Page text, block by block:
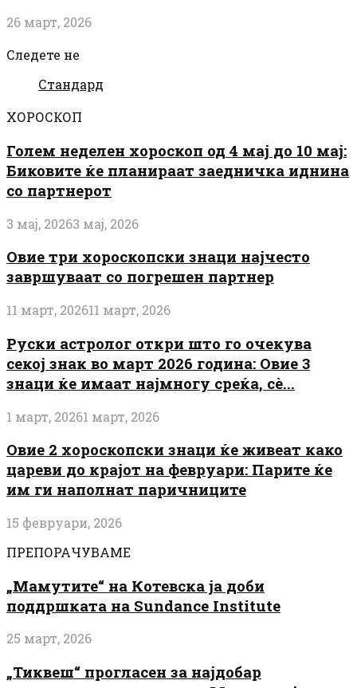
26 март, 2026
Следете не
Стандард
ХОРОСКОП
Голем неделен хороскоп од 4 мај до 10 мај:
Биковите ќе планираат заедничка иднина
со партнерот
3 мај, 20263 мај, 2026
Овие три хороскопски знаци најчесто
завршуваат со погрешен партнер
11 март, 202611 март, 2026
Руски астролог откри што го очекува
секој знак во март 2026 година: Овие 3
знаци ќе имаат најмногу среќа, сè...
1 март, 20261 март, 2026
Овие 2 хороскопски знаци ќе живеат како
цареви до крајот на февруари: Парите ќе
им ги наполнат паричниците
15 февруари, 2026
ПРЕПОРАЧУВАМЕ
„Мамутите“ на Котевска ја доби
поддршката на Sundance Institute
25 март, 2026
„Тиквеш“ прогласен за најдобар